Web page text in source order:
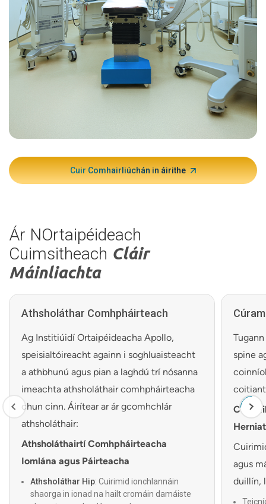
Cuir Comhairliúchán in áirithe
Ár NOrtaipéideach
Cuimsitheach Cláir
Máinliachta
Athsholáthar Comhpháirteach
Ag Institiúidí Ortaipéideacha Apollo,
speisialtóireacht againn i soghluaisteacht
a athbhunú agus pian a laghdú trí nósanna
imeachta athsholáthair comhpháirteacha
chun cinn. Áirítear ar ár gcomhchlár
athsholáthair:
Athsholáthairtí Comhpháirteacha
Iomlána agus Páirteacha
Athsholáthar Hip: Cuirimid ionchlannáin
shaorga in ionad na hailt cromáin damáiste
spine
agus
duillín,